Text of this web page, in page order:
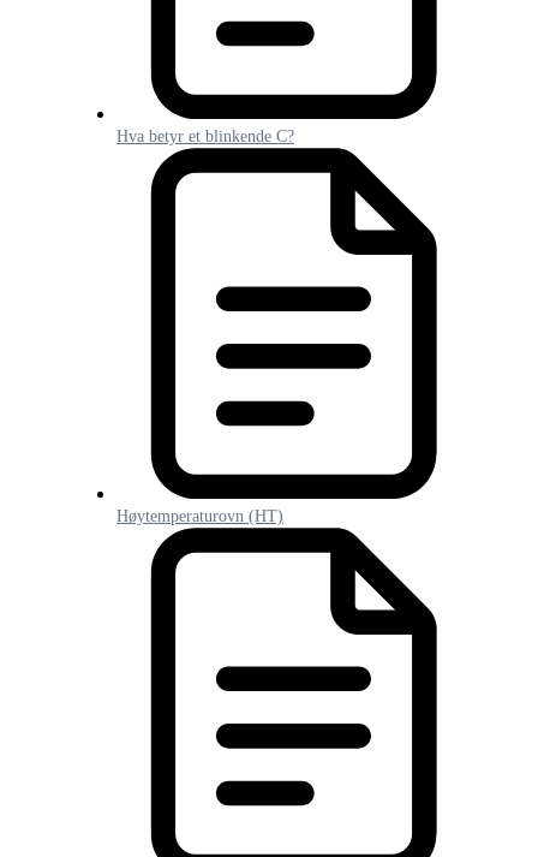
Hva betyr et blinkende C?
Høytemperaturovn (HT)